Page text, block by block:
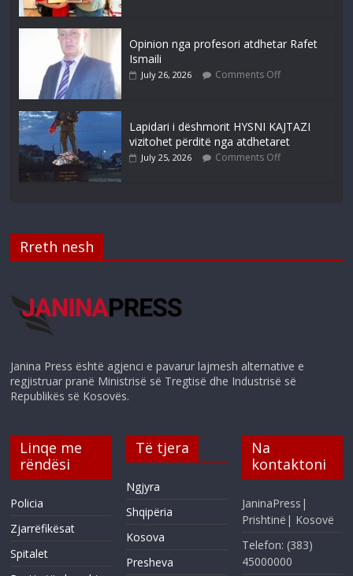
Opinion nga profesori atdhetar Rafet
Ismaili
July 26, 2026 Comments Off
Lapidari i dëshmorit HYSNI KAJTAZI
vizitohet përditë nga atdhetaret
July 25, 2026 Comments Off
Rreth nesh
Janina Press është agjenci e pavarur lajmesh alternative e
regjistruar pranë Ministrisë së Tregtisë dhe Industrisë së
Republikës së Kosovës.
Linqe me
rëndësi
Policia
Zjarrëfikësat
Spitalet
Të tjera
Ngjyra
Shqipëria
Kosova
Presheva
Na
kontaktoni
JaninaPress|
Prishtinë| Kosovë
Telefon: (383)
45000000